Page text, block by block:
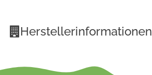
Herstellerinformationen